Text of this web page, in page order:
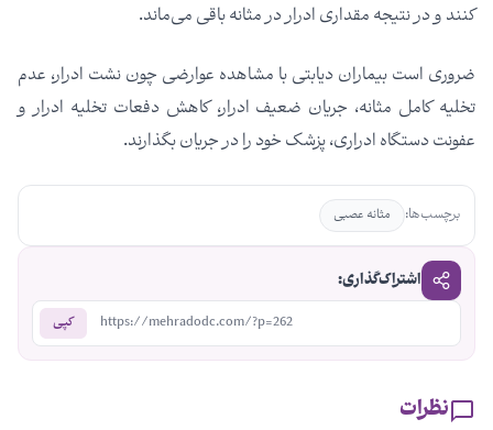
کنند و در نتیجه مقداری ادرار در مثانه باقی می‌ماند.
ضروری است بیماران دیابتی با مشاهده عوارضی چون نشت ادرار، عدم
تخلیه کامل مثانه، جریان ضعیف ادرار، کاهش دفعات تخلیه ادرار و
عفونت دستگاه ادراری، پزشک خود را در جریان بگذارند.
برچسب‌ها: مثانه عصبی
اشتراک‌گذاری:
https://mehradodc.com/?p=262 کپی
نظرات